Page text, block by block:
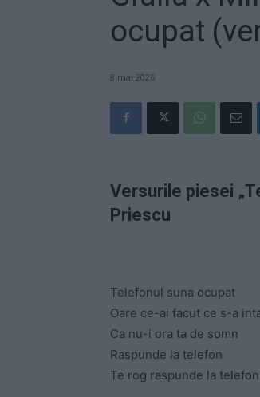
ocupat
8 mai 2026
Versurile piesei
Priescu
Telefonul suna ocupat
Oare ce-ai facut ce s-a
Ca nu-i ora ta de somn
Raspunde la telefon
Te rog raspunde la telefon